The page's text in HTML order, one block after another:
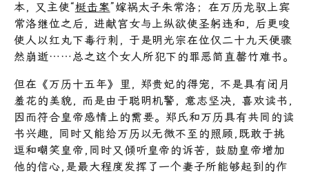
本, 又主使“梃击案”嫁祸太子朱常洛；在万历龙驭上宾
常洛继位之后, 进献宫女与上纵欲使圣躬违和, 后更唆
使人以红丸下毒行刺, 于是明光宗在位仅二十九天便骤
然崩逝……总之这个女人所犯下的罪恶简直罄竹难书。
但在《万历十五年》里, 郑贵妃的得宠, 不是具有闭月
羞花的美貌, 而是由于聪明机警, 意志坚决, 喜欢读书,
因而符合皇帝感情上的需要。郑氏和万历具有共同的读
书兴趣, 同时又能给万历以无微不至的照顾,既敢于挑
逗和嘲笑皇帝,同时又倾听皇帝的诉苦, 鼓励皇帝增加
他的信心,是最大程度发挥了一个妻子所能够起到的作